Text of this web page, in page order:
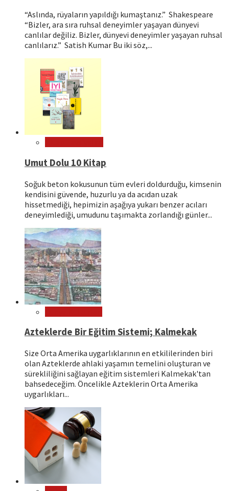
“Aslında, rüyaların yapıldığı kumaştanız.” Shakespeare
“Bizler, ara sıra ruhsal deneyimler yaşayan dünyevi
canlılar değiliz. Bizler, dünyevi deneyimler yaşayan ruhsal
canlılarız.” Satish Kumar Bu iki söz,...
Umut Dolu 10 Kitap
Soğuk beton kokusunun tüm evleri doldurduğu, kimsenin
kendisini güvende, huzurlu ya da acıdan uzak
hissetmediği, hepimizin aşağıya yukarı benzer acıları
deneyimlediği, umudunu taşımakta zorlandığı günler...
Azteklerde Bir Eğitim Sistemi; Kalmekak
Size Orta Amerika uygarlıklarının en etkililerinden biri
olan Azteklerde ahlaki yaşamın temelini oluşturan ve
sürekliliğini sağlayan eğitim sistemleri Kalmekak'tan
bahsedeceğim. Öncelikle Azteklerin Orta Amerika
uygarlıkları...